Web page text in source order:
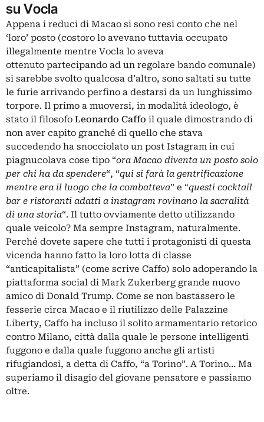
su Vocla
Appena i reduci di Macao si sono resi conto che nel
‘loro’ posto (costoro lo avevano tuttavia occupato
illegalmente mentre Vocla lo aveva
ottenuto partecipando ad un regolare bando comunale)
si sarebbe svolto qualcosa d’altro, sono saltati su tutte
le furie arrivando perfino a destarsi da un lunghissimo
torpore. Il primo a muoversi, in modalità ideologo, è
stato il filosofo Leonardo Caffo il quale dimostrando di
non aver capito granché di quello che stava
succedendo ha snocciolato un post Istagram in cui
piagnucolava cose tipo “ora Macao diventa un posto solo
per chi ha da spendere“, “qui si farà la gentrificazione
mentre era il luogo che la combatteva” e “questi cocktail
bar e ristoranti adatti a instagram rovinano la sacralità
di una storia“. Il tutto ovviamente detto utilizzando
quale veicolo? Ma sempre Instagram, naturalmente.
Perché dovete sapere che tutti i protagonisti di questa
vicenda hanno fatto la loro lotta di classe
“anticapitalista” (come scrive Caffo) solo adoperando la
piattaforma social di Mark Zukerberg grande nuovo
amico di Donald Trump. Come se non bastassero le
fesserie circa Macao e il riutilizzo delle Palazzine
Liberty, Caffo ha incluso il solito armamentario retorico
contro Milano, città dalla quale le persone intelligenti
fuggono e dalla quale fuggono anche gli artisti
rifugiandosi, a detta di Caffo, “a Torino”. A Torino… Ma
superiamo il disagio del giovane pensatore e passiamo
oltre.